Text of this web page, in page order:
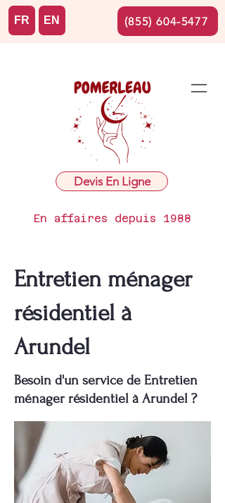
Devis En Ligne
En affaires depuis 1988
FR EN (855) 604-5477
Entretien ménager
résidentiel à
Arundel
Besoin d'un service de Entretien
ménager résidentiel à Arundel ?